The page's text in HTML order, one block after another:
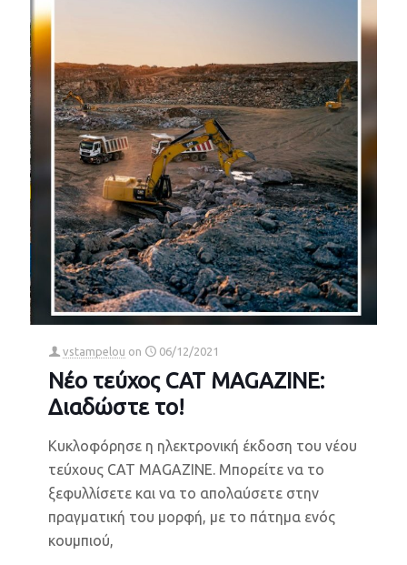
vstampelou on 06/12/2021
Νέο τεύχος CAT MAGAZINE:
Διαδώστε το!
Κυκλοφόρησε η ηλεκτρονική έκδοση του νέου
τεύχους CAT MAGAZINE. Μπορείτε να το
ξεφυλλίσετε και να το απολαύσετε στην
πραγματική του μορφή, με το πάτημα ενός
κουμπιού,